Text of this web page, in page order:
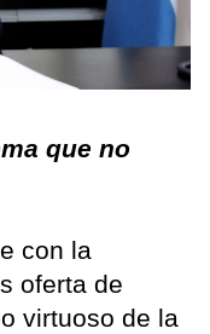
que no
con la
oferta de
virtuoso de la